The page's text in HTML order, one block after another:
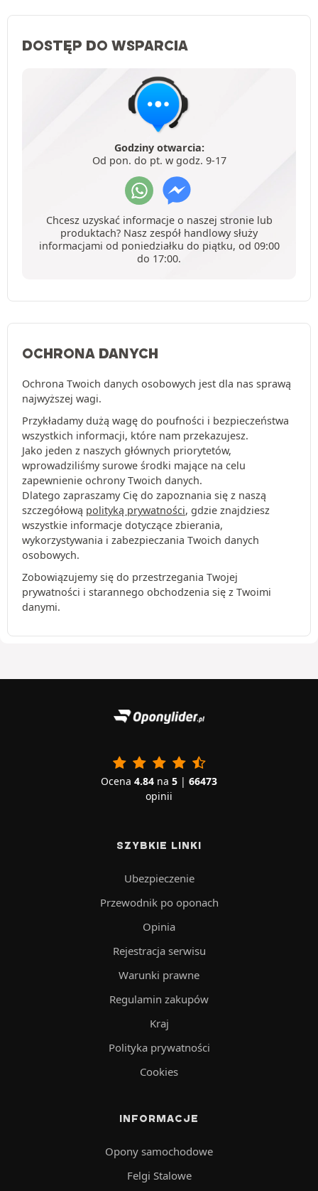
DOSTĘP DO WSPARCIA
Godziny otwarcia:
Od pon. do pt. w godz. 9-17
Chcesz uzyskać informacje o naszej stronie lub
produktach? Nasz zespół handlowy służy
informacjami od poniedziałku do piątku, od 09:00
do 17:00.
OCHRONA DANYCH
Ochrona Twoich danych osobowych jest dla nas sprawą
najwyższej wagi.
Przykładamy dużą wagę do poufności i bezpieczeństwa
wszystkich informacji, które nam przekazujesz.
Jako jeden z naszych głównych priorytetów,
wprowadziliśmy surowe środki mające na celu
zapewnienie ochrony Twoich danych.
Dlatego zapraszamy Cię do zapoznania się z naszą
szczegółową polityką prywatności, gdzie znajdziesz
wszystkie informacje dotyczące zbierania,
wykorzystywania i zabezpieczania Twoich danych
osobowych.
Zobowiązujemy się do przestrzegania Twojej
prywatności i starannego obchodzenia się z Twoimi
danymi.
Ocena 4.84 na 5 | 66473
opinii
SZYBKIE LINKI
Ubezpieczenie
Przewodnik po oponach
Opinia
Rejestracja serwisu
Warunki prawne
Regulamin zakupów
Kraj
Polityka prywatności
Cookies
INFORMACJE
Opony samochodowe
Felgi Stalowe